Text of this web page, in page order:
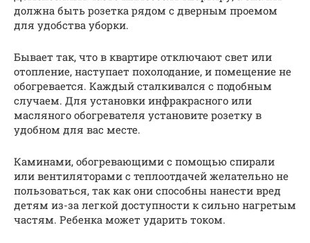
должна быть розетка рядом с дверным проемом
для удобства уборки.
Бывает так, что в квартире отключают свет или
отопление, наступает похолодание, и помещение не
обогревается. Каждый сталкивался с подобным
случаем. Для установки инфракрасного или
масляного обогревателя установите розетку в
удобном для вас месте.
Каминами, обогревающими с помощью спирали
или вентиляторами с теплоотдачей желательно не
пользоваться, так как они способны нанести вред
детям из-за легкой доступности к сильно нагретым
частям. Ребенка может ударить током.